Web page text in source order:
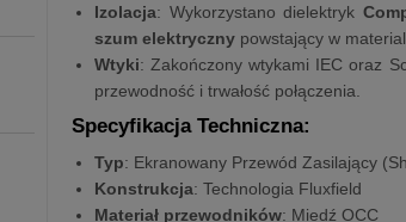
Izolacja: Wykorzystano dielektryk
szum elektryczny powstający w
Wtyki: Zakończony wtykami IEC oraz
przewodność i trwałość połączenia.
Specyfikacja Techniczna:
Typ: Ekranowany Przewód Zasilający
Konstrukcja: Technologia Fluxfield
Materiał przewodników: Miedź OCC